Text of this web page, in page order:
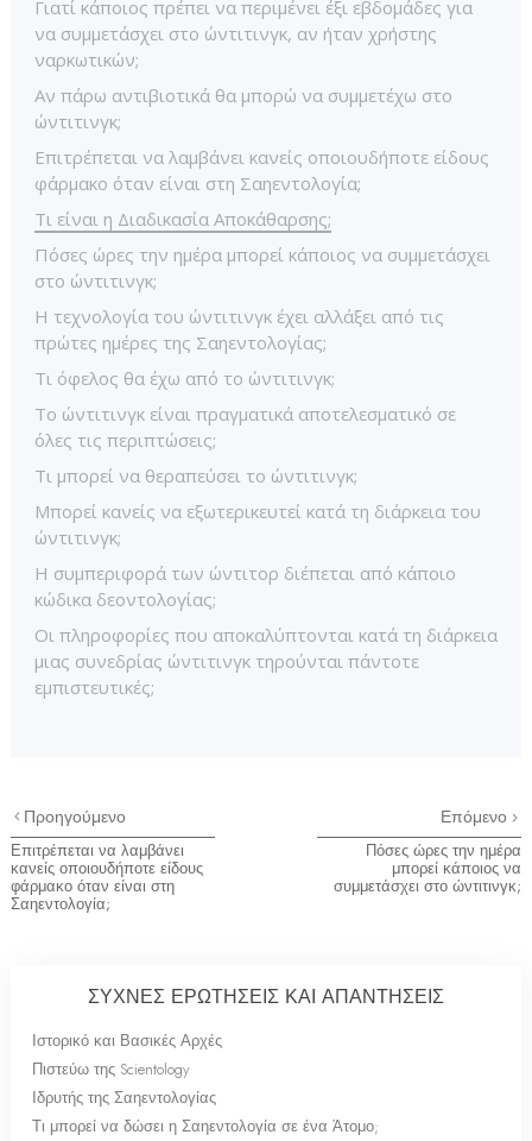
Γιατί κάποιος πρέπει να περιμένει έξι εβδομάδες για
να συμμετάσχει στο ώντιτινγκ, αν ήταν χρήστης
ναρκωτικών;
Αν πάρω αντιβιοτικά θα μπορώ να συμμετέχω στο
ώντιτινγκ;
Επιτρέπεται να λαμβάνει κανείς οποιουδήποτε είδους
φάρμακο όταν είναι στη Σαηεντολογία;
Τι είναι η Διαδικασία Αποκάθαρσης;
Πόσες ώρες την ημέρα μπορεί κάποιος να συμμετάσχει
στο ώντιτινγκ;
Η τεχνολογία του ώντιτινγκ έχει αλλάξει από τις
πρώτες ημέρες της Σαηεντολογίας;
Τι όφελος θα έχω από το ώντιτινγκ;
Το ώντιτινγκ είναι πραγματικά αποτελεσματικό σε
όλες τις περιπτώσεις;
Τι μπορεί να θεραπεύσει το ώντιτινγκ;
Μπορεί κανείς να εξωτερικευτεί κατά τη διάρκεια του
ώντιτινγκ;
Η συμπεριφορά των ώντιτορ διέπεται από κάποιο
κώδικα δεοντολογίας;
Οι πληροφορίες που αποκαλύπτονται κατά τη διάρκεια
μιας συνεδρίας ώντιτινγκ τηρούνται πάντοτε
εμπιστευτικές;
Προηγούμενο
Επιτρέπεται να λαμβάνει
κανείς οποιουδήποτε είδους
φάρμακο όταν είναι στη
Σαηεντολογία;
Επόμενο
Πόσες ώρες την ημέρα
μπορεί κάποιος να
συμμετάσχει στο ώντιτινγκ;
ΣΥΧΝΕΣ ΕΡΩΤΗΣΕΙΣ ΚΑΙ ΑΠΑΝΤΗΣΕΙΣ
Ιστορικό και Βασικές Αρχές
Πιστεύω της Scientology
Ιδρυτής της Σαηεντολογίας
Τι μπορεί να δώσει η Σαηεντολογία σε ένα Άτομο;